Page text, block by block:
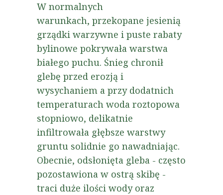
W normalnych
warunkach, przekopane jesienią
grządki warzywne i puste rabaty
bylinowe pokrywała warstwa
białego puchu. Śnieg chronił
glebę przed erozją i
wysychaniem a przy dodatnich
temperaturach woda roztopowa
stopniowo, delikatnie
infiltrowała głębsze warstwy
gruntu solidnie go nawadniając.
Obecnie, odsłonięta gleba - często
pozostawiona w ostrą skibę -
traci duże ilości wody oraz